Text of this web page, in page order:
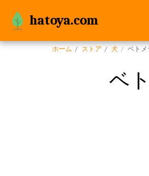
hatoya.com
ホーム ストア 犬 ベトメ
ベ